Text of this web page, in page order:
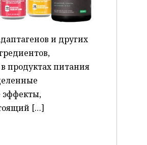
и других
продуктах питания
эффекты,
[…]